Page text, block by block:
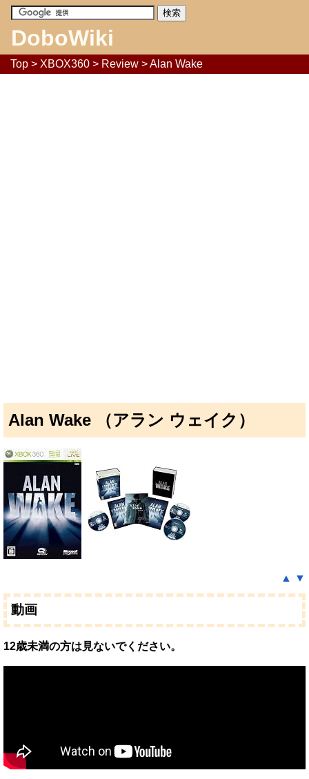
DoboWiki
Top > XBOX360 > Review > Alan Wake
Alan Wake （アラン ウェイク）
▲ ▼
動画
12歳未満の方は見ないでください。